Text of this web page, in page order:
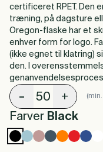
certificeret RPET. Den
træning, på dagsture
Oregon-flaske har et
enhver form for logo.
(ikke egnet til klatring)
den. I
- +
Farver Black